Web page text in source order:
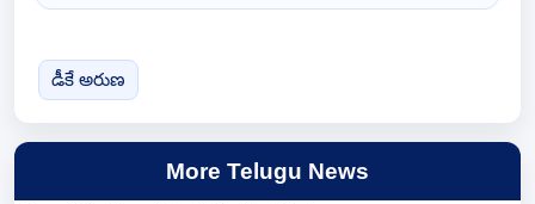
డీకే అరుణ
More Telugu News